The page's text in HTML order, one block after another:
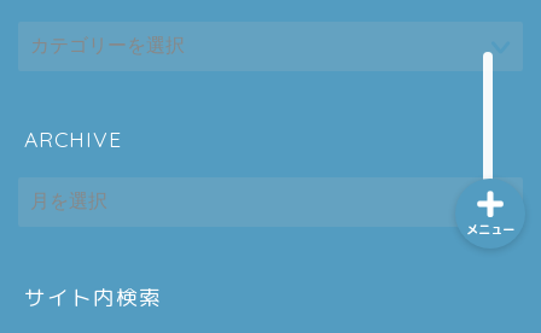
ARCHIVE
ARCHIVE
サイト内検索
メニュー